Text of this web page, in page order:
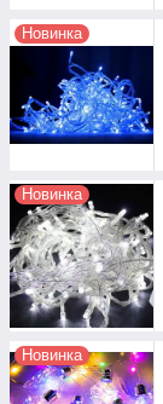
Новинка
Новинка
Новинка